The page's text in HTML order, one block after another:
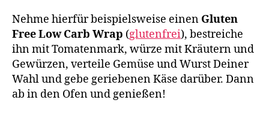
Nehme hierfür beispielsweise einen Gluten
Free Low Carb Wrap (glutenfrei), bestreiche
ihn mit Tomatenmark, würze mit Kräutern und
Gewürzen, verteile Gemüse und Wurst Deiner
Wahl und gebe geriebenen Käse darüber. Dann
ab in den Ofen und genießen!